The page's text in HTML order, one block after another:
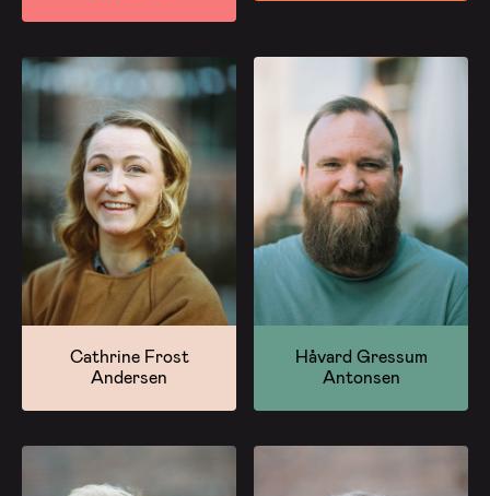
Cathrine Frost
Andersen
Håvard Gressum
Antonsen